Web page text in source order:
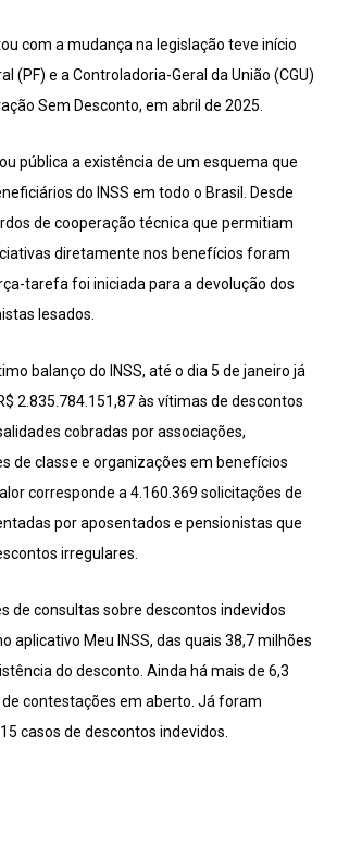
com a mudança na legislação teve início
(PF) e a Controladoria-Geral da União (CGU)
Sem Desconto, em abril de 2025.
pública a existência de um esquema que
do INSS em todo o Brasil. Desde
de cooperação técnica que permitiam
diretamente nos benefícios foram
tarefa foi iniciada para a devolução dos
lesados.
balanço do INSS, até o dia 5 de janeiro já
2.835.784.151,87 às vítimas de descontos
cobradas por associações,
de classe e organizações em benefícios
corresponde a 4.160.369 solicitações de
por aposentados e pensionistas que
irregulares.
de consultas sobre descontos indevidos
aplicativo Meu INSS, das quais 38,7 milhões
do desconto. Ainda há mais de 6,3
contestações em aberto. Já foram
casos de descontos indevidos.